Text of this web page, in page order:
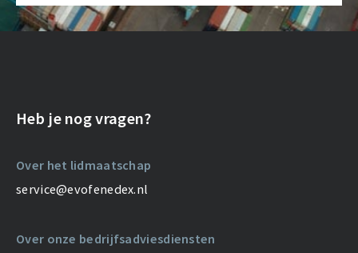
Heb je nog vragen?
Over het lidmaatschap
service@evofenedex.nl
Over onze bedrijfsadviesdiensten